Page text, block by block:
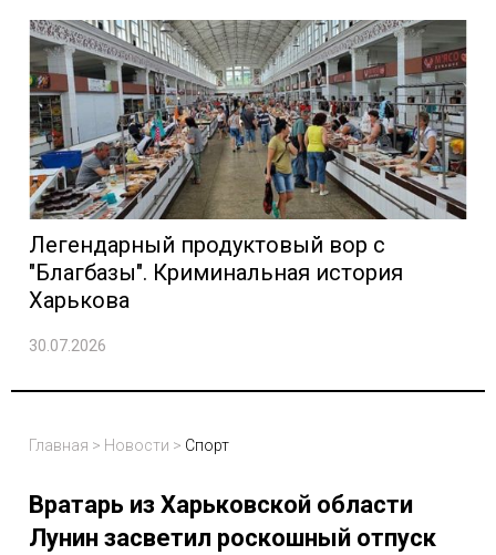
Легендарный продуктовый вор с
"Благбазы". Криминальная история
Харькова
30.07.2026
Главная > Новости > Спорт
Вратарь из Харьковской области
Лунин засветил роскошный отпуск